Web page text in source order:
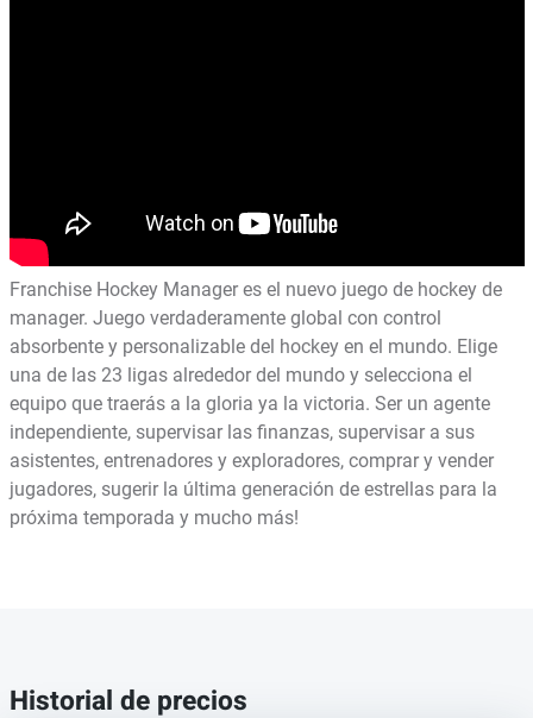
Franchise Hockey Manager es el nuevo juego de hockey de
manager. Juego verdaderamente global con control
absorbente y personalizable del hockey en el mundo. Elige
una de las 23 ligas alrededor del mundo y selecciona el
equipo que traerás a la gloria ya la victoria. Ser un agente
independiente, supervisar las finanzas, supervisar a sus
asistentes, entrenadores y exploradores, comprar y vender
jugadores, sugerir la última generación de estrellas para la
próxima temporada y mucho más!
Historial de precios